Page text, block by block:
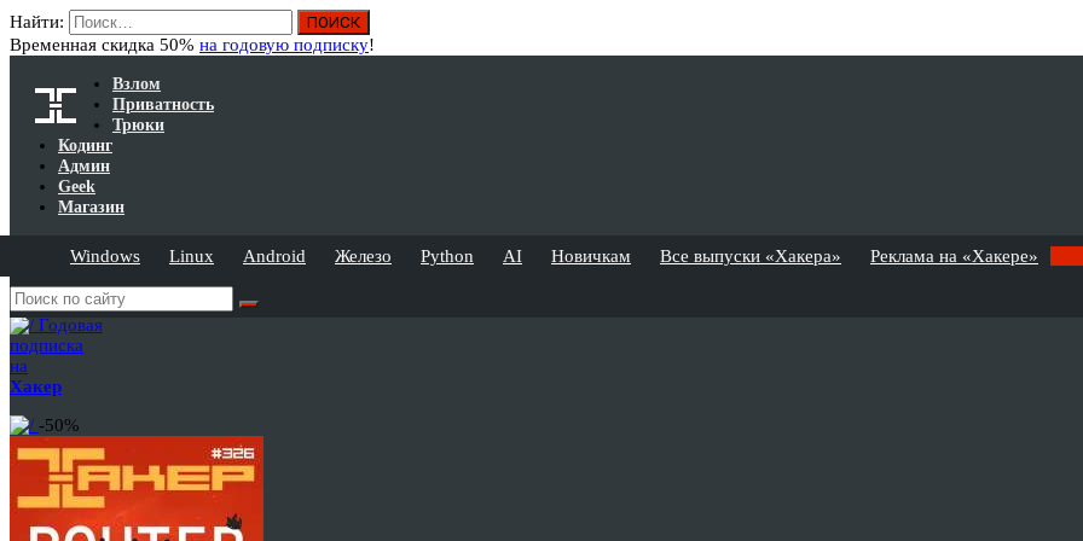
Найти:
Временная скидка 50% на годовую подписку!
Взлом
Приватность
Трюки
Кодинг
Админ
Geek
Магазин
Windows Linux Android Железо Python AI Новичкам Все выпуски «Хакера» Реклама на «Хакере»
Годовая
подписка
на
Хакер
-50%